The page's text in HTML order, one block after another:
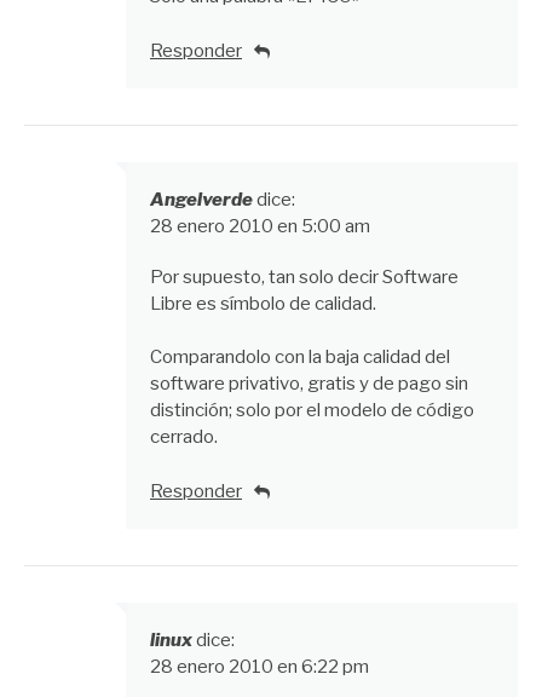
Responder
Angelverdedice:
28 enero 2010 en 5:00 am
Por supuesto, tan solo decir Software
Libre es símbolo de calidad.
Comparandolo con la baja calidad del
software privativo, gratis y de pago sin
distinción; solo por el modelo de código
cerrado.
Responder
linuxdice:
28 enero 2010 en 6:22 pm